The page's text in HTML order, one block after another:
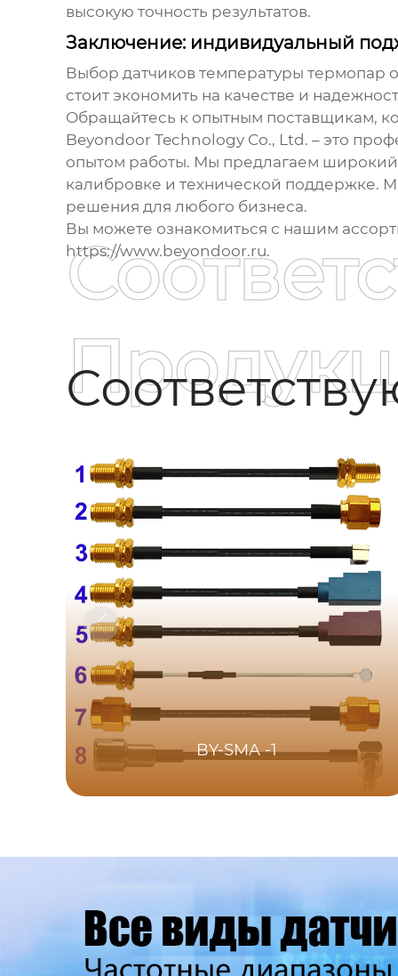
высокую точность результатов.
Заключение: индивидуальный
Выбор датчиков температуры термопар
стоит экономить на качестве и
Обращайтесь к опытным поставщикам,
Beyondoor Technology Co., Ltd. – это
опытом работы. Мы предлагаем
калибровке и технической поддержке.
решения для любого бизнеса.
Вы можете ознакомиться с нашим
https://www.beyondoor.ru.
BY-SMA -1